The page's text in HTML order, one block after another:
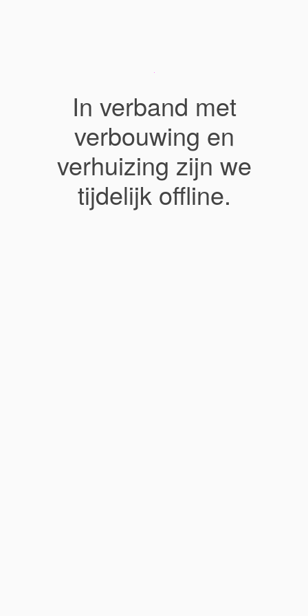
In verband met
verbouwing en
verhuizing zijn we
tijdelijk offline.